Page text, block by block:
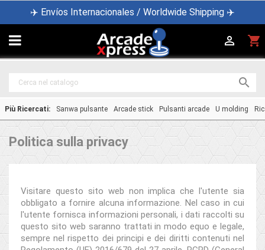
✈️ Envíos Internacionales / Worldwide Shipping ✈️
 shopping_cart


Più Ricercati: Sanwa pulsante Arcade stick Pulsanti arcade U molding
Politica sulla privacy
Visitare questo sito web non implica che l'utente sia
obbligato a fornire alcuna informazione. Nel caso in cui
l'utente fornisca informazioni personali, i dati raccolti su
questo sito web saranno trattati in modo equo e legale,
sempre nel rispetto dei principi e dei diritti contenuti nel